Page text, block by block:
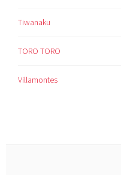
Tiwanaku
TORO TORO
Villamontes